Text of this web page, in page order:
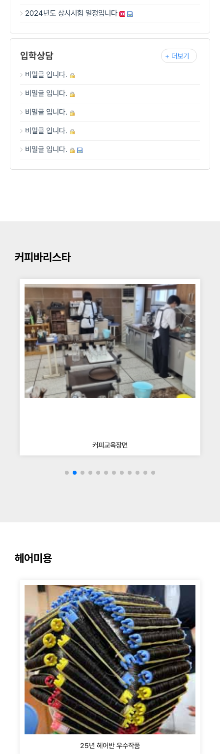
2024년도 상시시험 일정입니다
입학상담 + 더보기
비밀글 입니다.
비밀글 입니다.
비밀글 입니다.
비밀글 입니다.
비밀글 입니다.
커피바리스타
커피교육장면
헤어미용
25년 헤어반 우수작품